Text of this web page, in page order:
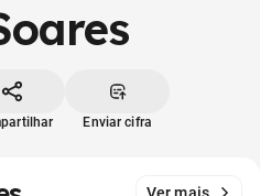
Enviar cifra